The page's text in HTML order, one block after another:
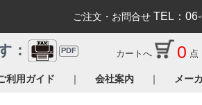
ご注文・お問合せ TEL：
利用ガイド ｜ 会社案内 ｜ メー
： PDF カートへ 0 点